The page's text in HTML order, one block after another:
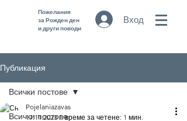
Пожелания
за Рожден ден
и други поводи
Вход
Публикация
Всички постове
Всички постове
Pojelaniazavas
17.11.2023 г. време за четене: 1 мин.